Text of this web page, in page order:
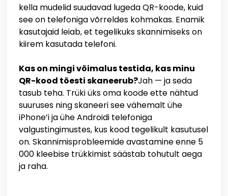
kella mudelid suudavad lugeda QR-koode, kuid
see on telefoniga võrreldes kohmakas. Enamik
kasutajaid leiab, et tegelikuks skannimiseks on
kiirem kasutada telefoni.
Kas on mingi võimalus testida, kas minu
QR-kood tõesti skaneerub?Jah — ja seda
tasub teha. Trüki üks oma koode ette nähtud
suuruses ning skaneeri see vähemalt ühe
iPhone’i ja ühe Androidi telefoniga
valgustingimustes, kus kood tegelikult kasutusel
on. Skannimisprobleemide avastamine enne 5
000 kleebise trükkimist säästab tohutult aega
ja raha.